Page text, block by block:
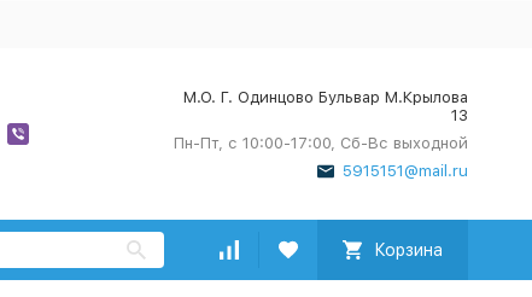
М.О. Г. Одинцово Бульвар М.Крылова
13
Пн-Пт, с 10:00-17:00, Сб-Вс выходной
5915151@mail.ru
Корзина